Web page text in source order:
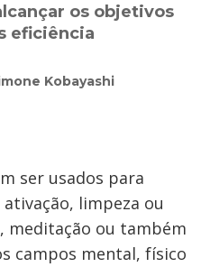
os objetivos
eficiência
Kobayashi
ser usados para
limpeza ou
meditação ou também
campos mental, físico